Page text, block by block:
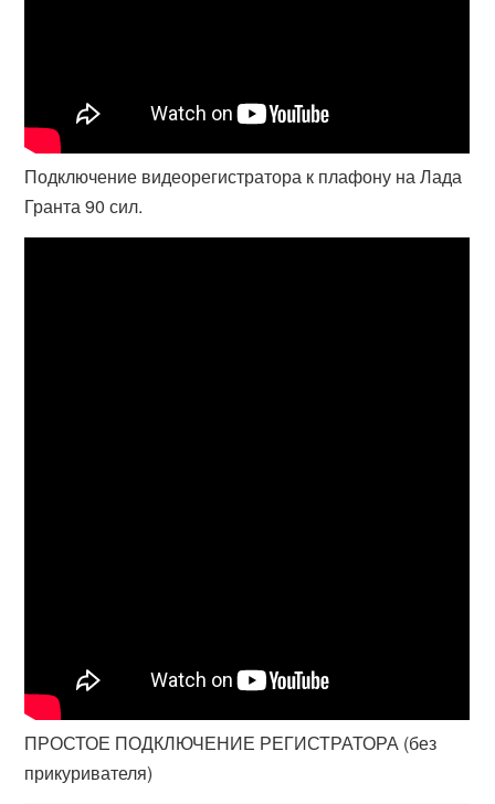
Подключение видеорегистратора к плафону на Лада
Гранта 90 сил.
ПРОСТОЕ ПОДКЛЮЧЕНИЕ РЕГИСТРАТОРА (без
прикуривателя)